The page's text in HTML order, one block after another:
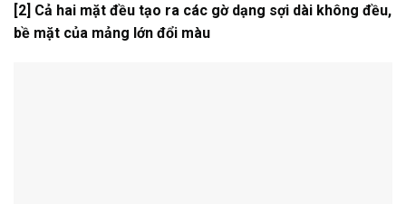
[2] Cả hai mặt đều tạo ra các gờ dạng sợi dài không đều,
bề mặt của mảng lớn đổi màu